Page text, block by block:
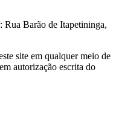
Barão de Itapetininga,
site em qualquer meio de
autorização escrita do